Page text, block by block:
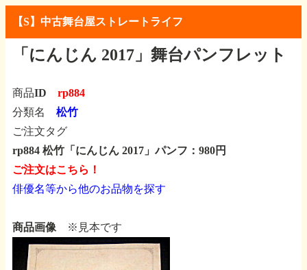
【S】中古舞台屋ストレートライフ
「にんじん 2017」舞台パンフレット
商品ID rp884
分類名 松竹
ご注文タグ
rp884 松竹「にんじん 2017」パンフ：980円
ご注文はこちら！
俳優名等から他のお品物を探す
商品画像 ※見本です